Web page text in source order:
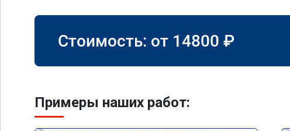
Стоимость: от 14800 ₽
Примеры наших работ: